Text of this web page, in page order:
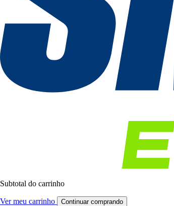
Subtotal do carrinho
Ver meu carrinho Continuar comprando